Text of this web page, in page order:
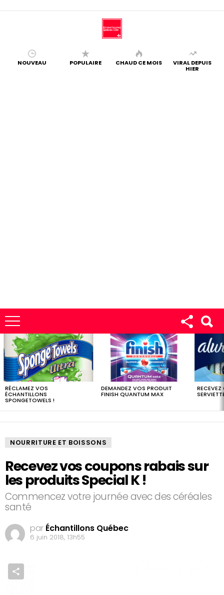
NOUVEAU POPULAIRE CHAUD CE MOIS VIRAL DEPUIS
HIER
LES
DERNIERS
ÉCHANTILLONS
RÉCLAMEZ VOS
ÉCHANTILLONS
SPONGETOWELS !
DEMANDEZ VOS PRODUIT
FINISH QUANTUM MAX
NOURRITURE ET BOISSONS
Recevez vos coupons rabais sur
les produits Special K !
Commencez votre journée avec des céréales
santé
par Échantillons Québec
6 juin 2018, 13h55